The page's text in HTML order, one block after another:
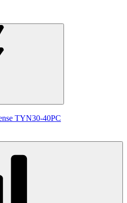
TYN30-40PC